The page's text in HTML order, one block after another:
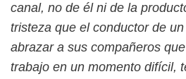
canal, no de él ni de la
tristeza que el conductor de
abrazar a sus compañeros
trabajo en un momento difícil,